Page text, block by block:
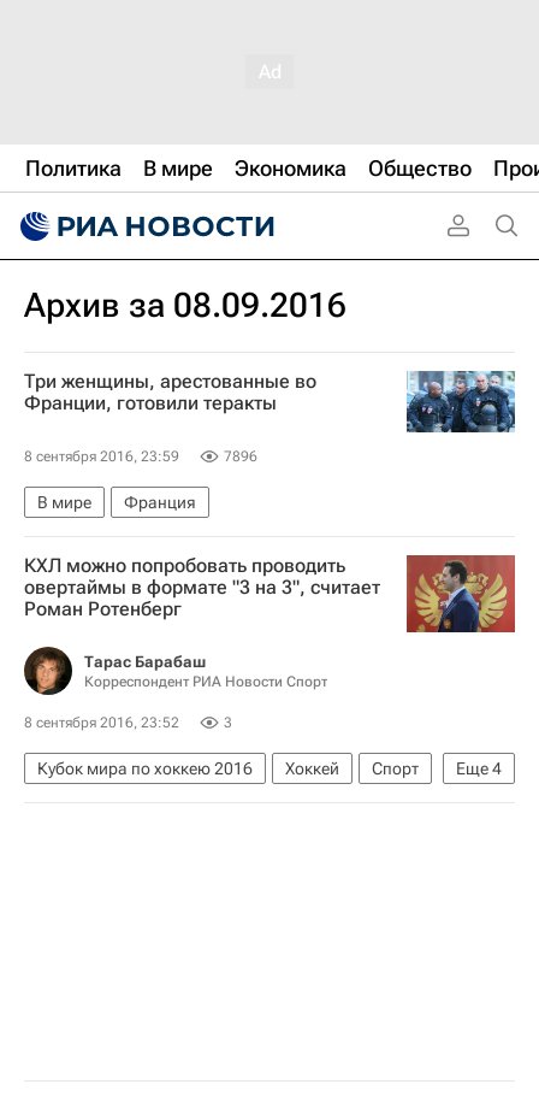
Политика В мире Экономика Общество
Архив за 08.09.2016
Три женщины, арестованные во
Франции, готовили теракты
8 сентября 2016, 23:59 7896
В мире Франция
КХЛ можно попробовать проводить
овертаймы в формате "3 на 3", считает
Роман Ротенберг
Тарас Барабаш
Корреспондент РИА Новости Спорт
8 сентября 2016, 23:52 3
Еще4
Кубок мира по хоккею 2016 Хоккей
Спорт
Роман Ротенберг
Кубок мира по хоккею